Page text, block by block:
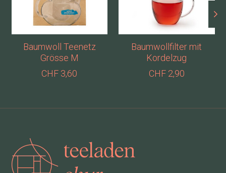
Baumwoll Teenetz
Grösse M
CHF 3,60
Baumwollfilter mit
Kordelzug
CHF 2,90